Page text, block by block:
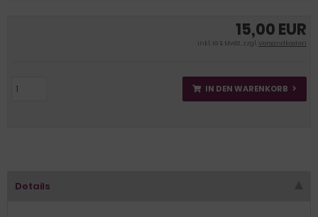
15,00 EUR
inkl. 19 % MwSt. zzgl.Versandkosten
IN DEN WARENKORB
Details